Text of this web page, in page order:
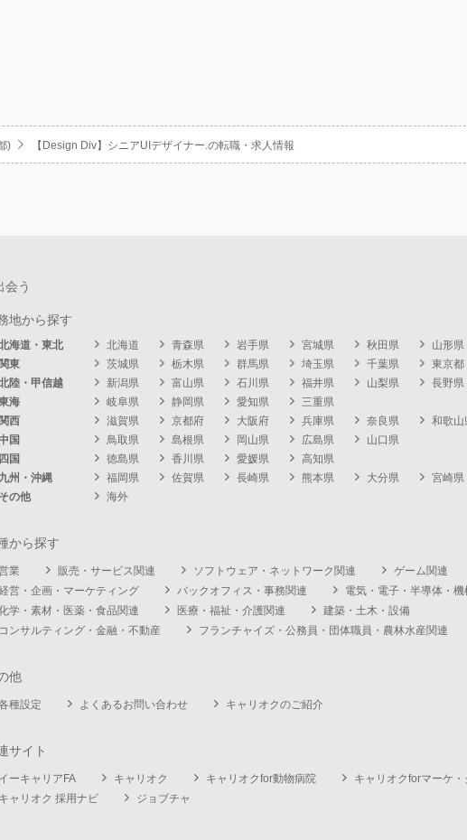
) 【Design Div】シニアUIデザイナー.の転職・求人情報
会う
地から探す
海道・東北 北海道 青森県 岩手県 宮城県 秋田県 山形県
関東
茨城県 栃木県 群馬県 埼玉県 千葉県 東京都
陸・甲信越
新潟県 富山県 石川県 福井県 山梨県
長野県
海
岐阜県 静岡県 愛知県
三重県
関西
滋賀県 京都府 大阪府 兵庫県 奈良県
和歌山
国
鳥取県 島根県 岡山県 広島県
山口県
四国
徳島県 香川県 愛媛県
高知県
九州・沖縄
福岡県 佐賀県 長崎県 熊本県 大分県 宮崎県
その他
海外
から探す
業 販売・サービス関連 ソフトウェア・ネットワーク関連 ゲーム関連
営・企画・マーケティング
バックオフィス・事務関連
電気・電子・半導体・機
学・素材・医薬・食品関連
医療・福祉・介護関連
建築・土木・設備
コンサルティング・金融・不動産
フランチャイズ・公務員・団体職員・農林水産関連
他
種設定 よくあるお問い合わせ キャリオクのご紹介
サイト
イーキャリアFA キャリオク キャリオクfor動物病院
キャリオクforマーケ
キャリオク 採用ナビ
ジョブチャ